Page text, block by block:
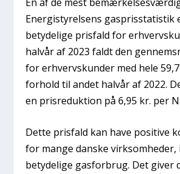
Energistyrelsens gasprisstatistik
betydelige prisfald for
halvår af 2023 faldt den
for erhvervskunder med hele
forhold til andet halvår af 2022.
en prisreduktion på 6,95 kr. per
Dette prisfald kan have positive
for mange danske virksomheder,
betydelige gasforbrug. Det giver